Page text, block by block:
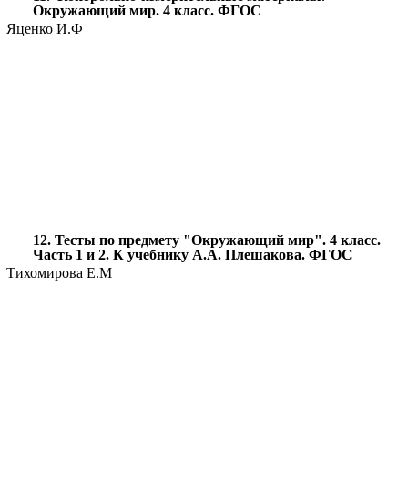
Окружающий мир. 4 класс. ФГОС
Яценко И.Ф
12. Тесты по предмету "Окружающий мир". 4 класс.
Часть 1 и 2. К учебнику А.А. Плешакова. ФГОС
Тихомирова Е.М